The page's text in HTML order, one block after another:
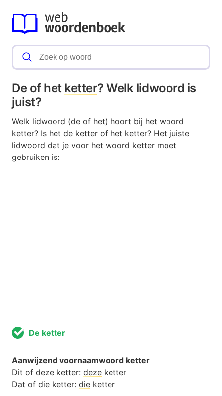
De of het ketter? Welk lidwoord is
juist?
Welk lidwoord (de of het) hoort bij het woord
ketter? Is het de ketter of het ketter? Het juiste
lidwoord dat je voor het woord ketter moet
gebruiken is:
De ketter
Aanwijzend voornaamwoord ketter
Dit of deze ketter: deze ketter
Dat of die ketter: die ketter